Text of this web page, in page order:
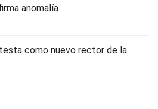
anomalía
como nuevo rector de la